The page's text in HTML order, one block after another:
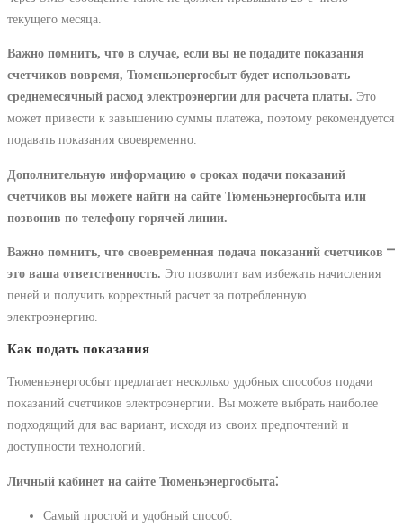
текущего месяца.
Важно помнить, что в случае, если вы не подадите показания
счетчиков вовремя, Тюменьэнергосбыт будет использовать
среднемесячный расход электроэнергии для расчета платы. Это
может привести к завышению суммы платежа, поэтому рекомендуется
подавать показания своевременно.
Дополнительную информацию о сроках подачи показаний
счетчиков вы можете найти на сайте Тюменьэнергосбыта или
позвонив по телефону горячей линии.
Важно помнить, что своевременная подача показаний счетчиков ⎻
это ваша ответственность. Это позволит вам избежать начисления
пеней и получить корректный расчет за потребленную
электроэнергию.
Как подать показания
Тюменьэнергосбыт предлагает несколько удобных способов подачи
показаний счетчиков электроэнергии. Вы можете выбрать наиболее
подходящий для вас вариант, исходя из своих предпочтений и
доступности технологий.
Личный кабинет на сайте Тюменьэнергосбыта⁚
Самый простой и удобный способ.